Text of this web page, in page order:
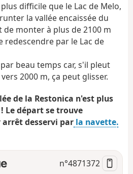
v
difficile que le Lac de Melo,
la vallée encaissée du
de monter à plus de 2100 m
redescendre par le Lac de
beau temps car, s'il pleut
2000 m, ça peut glisser.
de la Restonica n'est plus
Le départ se trouve
desservi par la navette.
n°4871372